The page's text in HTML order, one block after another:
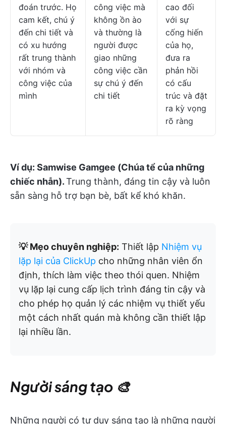
đoán trước. Họ
cam kết, chú ý
đến chi tiết và
có xu hướng
rất trung thành
với nhóm và
công việc của
mình
công việc mà
không ồn ào
và thường là
người được
giao những
công việc cần
sự chú ý đến
chi tiết
cao đối
với sự
cống hiến
của họ,
đưa ra
phản hồi
có cấu
trúc và đặt
ra kỳ vọng
rõ ràng
Ví dụ: Samwise Gamgee (Chúa tể của những
chiếc nhẫn).Trung thành, đáng tin cậy và luôn
sẵn sàng hỗ trợ bạn bè, bất kể khó khăn.
💡 Mẹo chuyên nghiệp: Thiết lập Nhiệm vụ
lặp lại của ClickUp cho những nhân viên ổn
định, thích làm việc theo thói quen. Nhiệm
vụ lặp lại cung cấp lịch trình đáng tin cậy và
cho phép họ quản lý các nhiệm vụ thiết yếu
một cách nhất quán mà không cần thiết lập
lại nhiều lần.
Người sáng tạo 🎨
Những người có tư duy sáng tạo là những người